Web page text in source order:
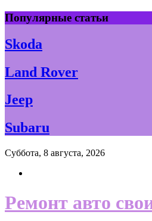
Skip
to
content
Популярные статьи
Skoda
Land Rover
Jeep
Subaru
Суббота, 8 августа, 2026
Ремонт авто